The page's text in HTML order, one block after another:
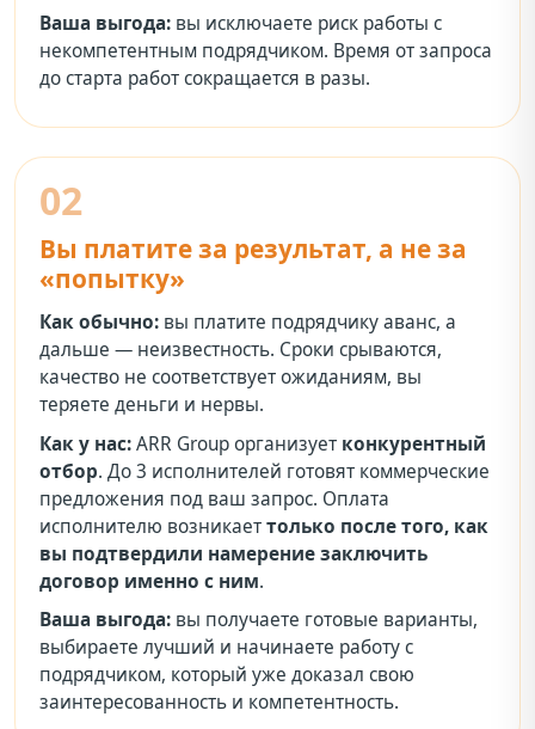
Ваша выгода: вы исключаете риск работы с
некомпетентным подрядчиком. Время от запроса
до старта работ сокращается в разы.
02
Вы платите за результат, а не за
«попытку»
Как обычно: вы платите подрядчику аванс, а
дальше — неизвестность. Сроки срываются,
качество не соответствует ожиданиям, вы
теряете деньги и нервы.
Как у нас:ARR Group организует конкурентный
отбор. До 3 исполнителей готовят коммерческие
предложения под ваш запрос. Оплата
исполнителю возникаеттолько после того, как
вы подтвердили намерение заключить
договор именно с ним.
Ваша выгода: вы получаете готовые варианты,
выбираете лучший и начинаете работу с
подрядчиком, который уже доказал свою
заинтересованность и компетентность.